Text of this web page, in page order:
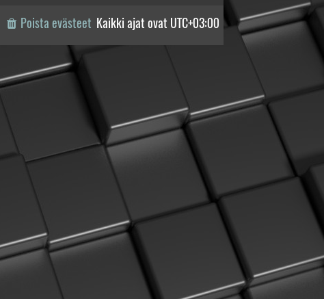
Kaikki ajat ovat UTC+03:00
Poista evästeet